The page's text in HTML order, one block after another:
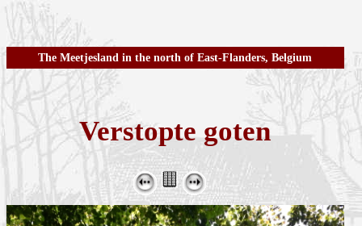
The Meetjesland in the north of East-Flanders, Belgium
Verstopte goten